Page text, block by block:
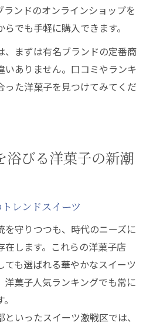
ンドのオンラインショップを
でも手軽に購入できます。
、まずは有名ブランドの定番商
いありません。口コミやランキ
った洋菓子を見つけてみてくだ
浴びる洋菓子の新潮
レンドスイーツ
守りつつも、時代のニーズに
します。これらの洋菓子店
ても選ばれる華やかなスイーツ
洋菓子人気ランキングでも常に
いったスイーツ激戦区では、